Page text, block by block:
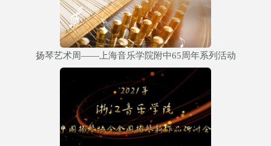
扬琴艺术周——上海音乐学院附中65周年系列活动